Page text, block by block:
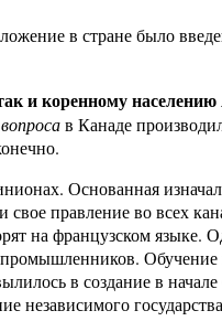
в стране было
и коренному
в Канаде
Основанная
свое правление во всех
французском языке.
в создание в
независимого